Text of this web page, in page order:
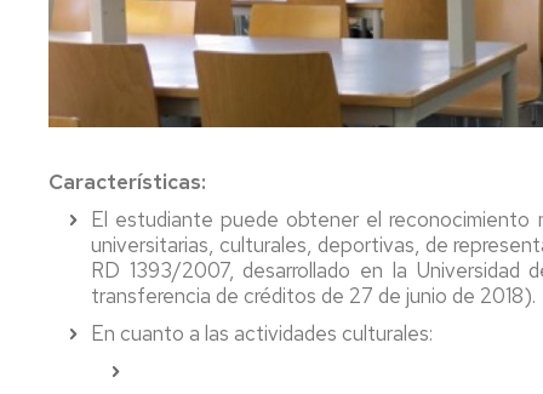
Comisión
Permanente
Elecciones
Senatus
Científico
de
Igualdad,
Movilidad
Becas
y
ayudas
estudio
Perfil
del
PDI
Biblioteca
Características:
El estudiante puede obtener el reconocimiento
universitarias, culturales, deportivas, de
RD 1393/2007, desarrollado en la
transferencia de créditos de 27 de junio de 2018).
En cuanto a las actividades culturales: